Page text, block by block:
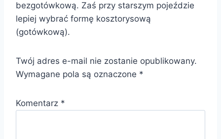
bezgotówkową. Zaś przy starszym pojeździe
lepiej wybrać formę kosztorysową
(gotówkową).
Twój adres e-mail nie zostanie opublikowany.
Wymagane pola są oznaczone *
Komentarz *